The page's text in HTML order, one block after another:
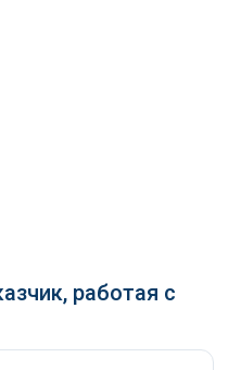
работая с